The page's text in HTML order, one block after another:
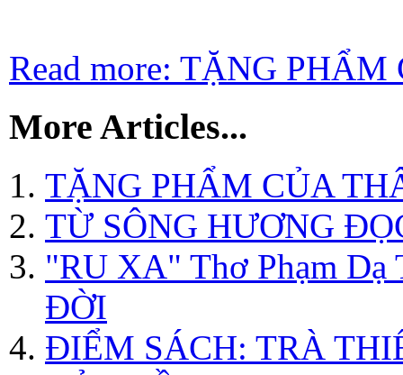
Read more: TẶNG
More Articles...
TẶNG PHẨM CỦA
TỪ SÔNG HƯƠNG
"RU XA" Thơ Phạm
ĐỜI
ĐIỂM SÁCH: TRÀ